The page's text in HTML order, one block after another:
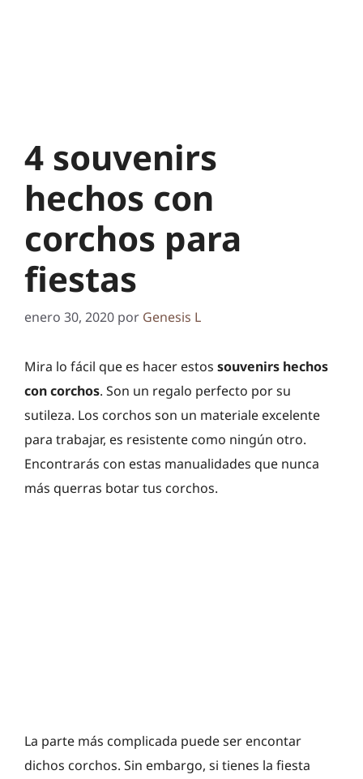
4 souvenirs
hechos con
corchos para
fiestas
enero 30, 2020 por Genesis L
Mira lo fácil que es hacer estos souvenirs hechos
con corchos. Son un regalo perfecto por su
sutileza. Los corchos son un materiale excelente
para trabajar, es resistente como ningún otro.
Encontrarás con estas manualidades que nunca
más querras botar tus corchos.
La parte más complicada puede ser encontar
dichos corchos. Sin embargo, si tienes la fiesta